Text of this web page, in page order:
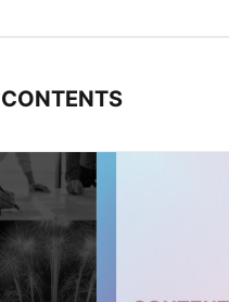
CONTENTS